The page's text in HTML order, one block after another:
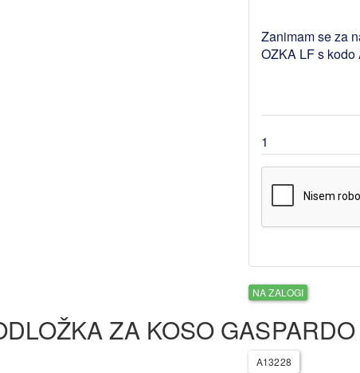
NA ZALOGI
ZA KOSO GASPARDO
A13228